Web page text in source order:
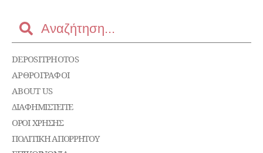
DEPOSITPHOTOS
ΑΡΘΡΟΓΡΑΦΟΙ
ABOUT US
ΔΙΑΦΗΜΙΣΤΕΊΤΕ
ΌΡΟΙ ΧΡΉΣΗΣ
ΠΟΛΙΤΙΚΉ ΑΠΟΡΡΉΤΟΥ